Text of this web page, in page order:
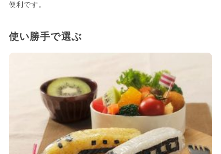
便利です。
使い勝手で選ぶ